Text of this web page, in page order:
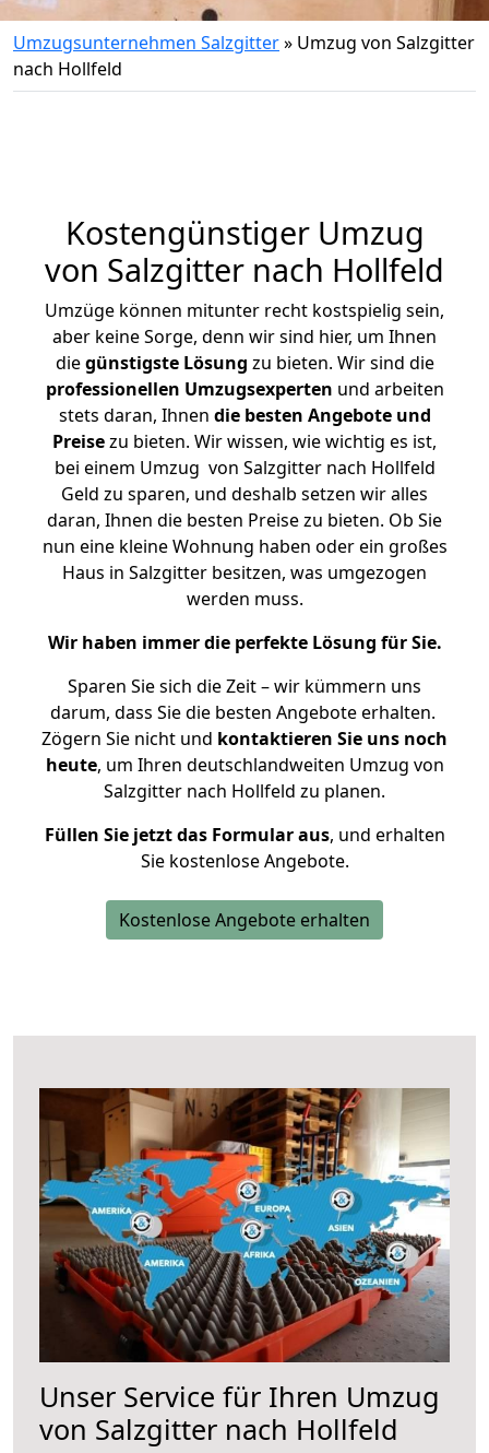
Umzugsunternehmen Salzgitter» Umzug von Salzgitter
nach Hollfeld
Kostengünstiger Umzug
von Salzgitter nach Hollfeld
Umzüge können mitunter recht kostspielig sein,
aber keine Sorge, denn wir sind hier, um Ihnen
diegünstigste Lösung zu bieten. Wir sind die
professionellen Umzugsexperten und arbeiten
stets daran, Ihnen die besten Angebote und
Preisezu bieten. Wir wissen, wie wichtig es ist,
bei einem Umzug von Salzgitter nach Hollfeld
Geld zu sparen, und deshalb setzen wir alles
daran, Ihnen die besten Preise zu bieten. Ob Sie
nun eine kleine Wohnung haben oder ein großes
Haus in Salzgitter besitzen, was umgezogen
werden muss.
Wir haben immer die perfekte Lösung für Sie.
Sparen Sie sich die Zeit – wir kümmern uns
darum, dass Sie die besten Angebote erhalten.
Zögern Sie nicht und kontaktieren Sie uns noch
heute, um Ihren deutschlandweiten Umzug von
Salzgitter nach Hollfeld zu planen.
Füllen Sie jetzt das Formular aus, und erhalten
Sie kostenlose Angebote.
Kostenlose Angebote erhalten
Unser Service für Ihren Umzug
von Salzgitter nach Hollfeld